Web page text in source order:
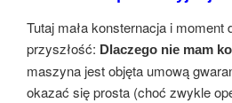
Tutaj mała konsternacja i moment
przyszłość: Dlaczego nie mam
maszyna jest objęta umową
okazać się prosta (choć zwykle